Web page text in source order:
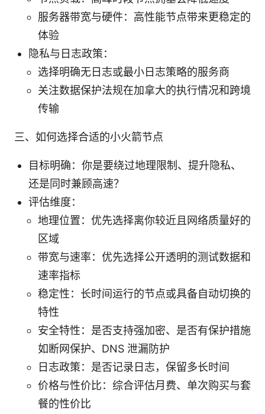
服务器带宽与硬件：高性能节点带来更稳定的
体验
隐私与日志政策：
选择明确无日志或最小日志策略的服务商
关注数据保护法规在加拿大的执行情况和跨境
传输
三、如何选择合适的小火箭节点
目标明确：你是要绕过地理限制、提升隐私、
还是同时兼顾高速？
评估维度：
地理位置：优先选择离你较近且网络质量好的
区域
带宽与速率：优先选择公开透明的测试数据和
速率指标
稳定性：长时间运行的节点或具备自动切换的
特性
安全特性：是否支持强加密、是否有保护措施
如断网保护、DNS 泄漏防护
日志政策：是否记录日志，保留多长时间
价格与性价比：综合评估月费、单次购买与套
餐的性价比